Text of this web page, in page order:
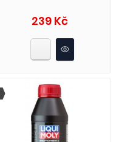
239 KčCena